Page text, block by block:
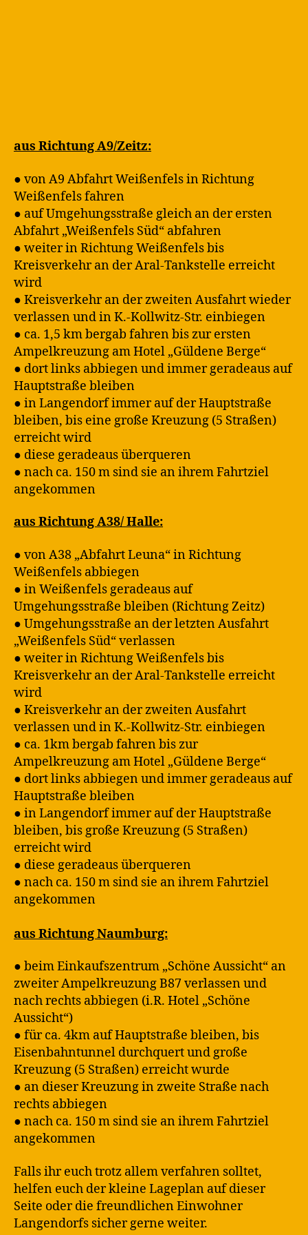
aus Richtung A9/Zeitz:
● von A9 Abfahrt Weißenfels in Richtung
Weißenfels fahren
● auf Umgehungsstraße gleich an der ersten
Abfahrt „Weißenfels Süd“ abfahren
● weiter in Richtung Weißenfels bis
Kreisverkehr an der Aral-Tankstelle erreicht
wird
● Kreisverkehr an der zweiten Ausfahrt wieder
verlassen und in K.-Kollwitz-Str. einbiegen
● ca. 1,5 km bergab fahren bis zur ersten
Ampelkreuzung am Hotel „Güldene Berge“
● dort links abbiegen und immer geradeaus auf
Hauptstraße bleiben
● in Langendorf immer auf der Hauptstraße
bleiben, bis eine große Kreuzung (5 Straßen)
erreicht wird
● diese geradeaus überqueren
● nach ca. 150 m sind sie an ihrem Fahrtziel
angekommen
aus Richtung A38/ Halle:
● von A38 „Abfahrt Leuna“ in Richtung
Weißenfels abbiegen
● in Weißenfels geradeaus auf
Umgehungsstraße bleiben (Richtung Zeitz)
● Umgehungsstraße an der letzten Ausfahrt
„Weißenfels Süd“ verlassen
● weiter in Richtung Weißenfels bis
Kreisverkehr an der Aral-Tankstelle erreicht
wird
● Kreisverkehr an der zweiten Ausfahrt
verlassen und in K.-Kollwitz-Str. einbiegen
● ca. 1km bergab fahren bis zur
Ampelkreuzung am Hotel „Güldene Berge“
● dort links abbiegen und immer geradeaus auf
Hauptstraße bleiben
● in Langendorf immer auf der Hauptstraße
bleiben, bis große Kreuzung (5 Straßen)
erreicht wird
● diese geradeaus überqueren
● nach ca. 150 m sind sie an ihrem Fahrtziel
angekommen
aus Richtung Naumburg:
● beim Einkaufszentrum „Schöne Aussicht“ an
zweiter Ampelkreuzung B87 verlassen und
nach rechts abbiegen (i.R. Hotel „Schöne
Aussicht“)
● für ca. 4km auf Hauptstraße bleiben, bis
Eisenbahntunnel durchquert und große
Kreuzung (5 Straßen) erreicht wurde
● an dieser Kreuzung in zweite Straße nach
rechts abbiegen
● nach ca. 150 m sind sie an ihrem Fahrtziel
angekommen
Falls ihr euch trotz allem verfahren solltet,
helfen euch der kleine Lageplan auf dieser
Seite oder die freundlichen Einwohner
Langendorfs sicher gerne weiter.